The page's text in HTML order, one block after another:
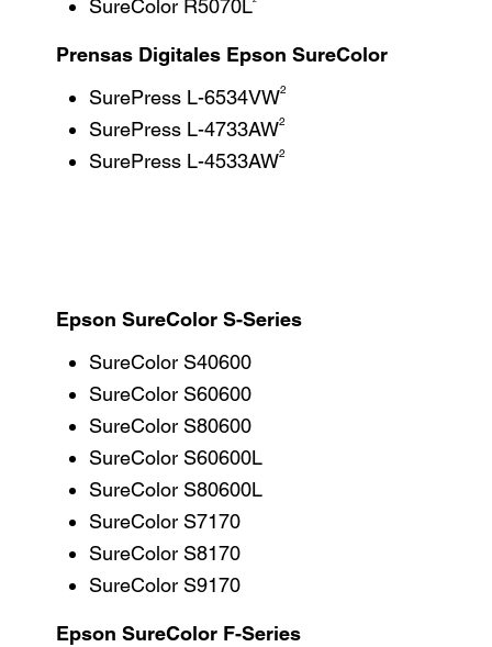
SureColor R5070L
Prensas Digitales Epson SureColor
SurePress L-6534VW2
SurePress L-4733AW2
SurePress L-4533AW2
Epson SureColor S-Series
SureColor S40600
SureColor S60600
SureColor S80600
SureColor S60600L
SureColor S80600L
SureColor S7170
SureColor S8170
SureColor S9170
Epson SureColor F-Series